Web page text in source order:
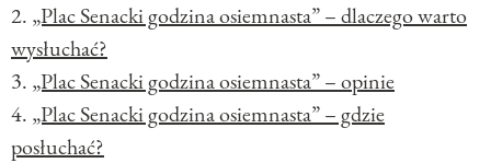
2. „Plac Senacki godzina osiemnasta” – dlaczego warto
wysłuchać?
3. „Plac Senacki godzina osiemnasta” – opinie
4. „Plac Senacki godzina osiemnasta” – gdzie
posłuchać?